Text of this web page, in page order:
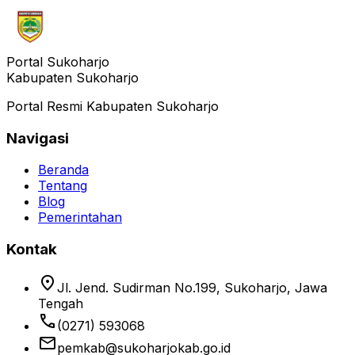
Portal Sukoharjo
Kabupaten Sukoharjo
Portal Resmi Kabupaten Sukoharjo
Navigasi
Beranda
Tentang
Blog
Pemerintahan
Kontak
location_on Jl. Jend. Sudirman No.199, Sukoharjo, Jawa
Tengah
phone (0271) 593068
emailpemkab@sukoharjokab.go.id